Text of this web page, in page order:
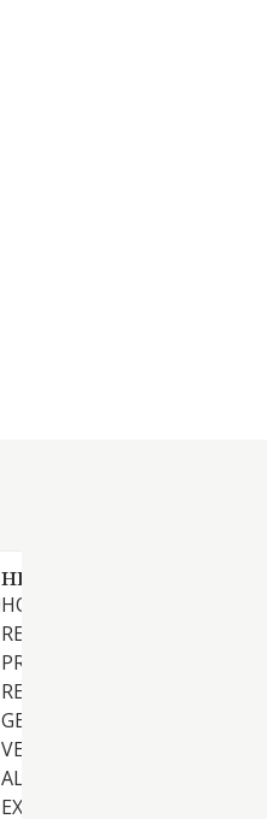
HERENA LAYA SL
HOSTAL, ALOJAMIENTO Y
RESTAURACION Y SERVICIOS
PROPIOS DE HOSTELERIA Y
RESTAURACION A
GENERAL, LA DISTRIBUCION
VENTA DE TODA CLASE DE
ALIMENTOS Y BEBIDAS,
EXPLOTACION DE